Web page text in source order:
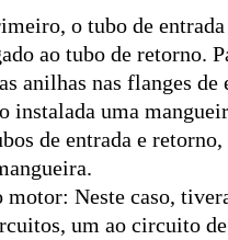
o tubo de
ao tubo de retorno.
anilhas nas flanges de
instalada uma
de entrada e
motor: Neste caso,
um ao circuito